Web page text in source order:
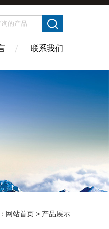
联系我们
网站首页 > 产品展示